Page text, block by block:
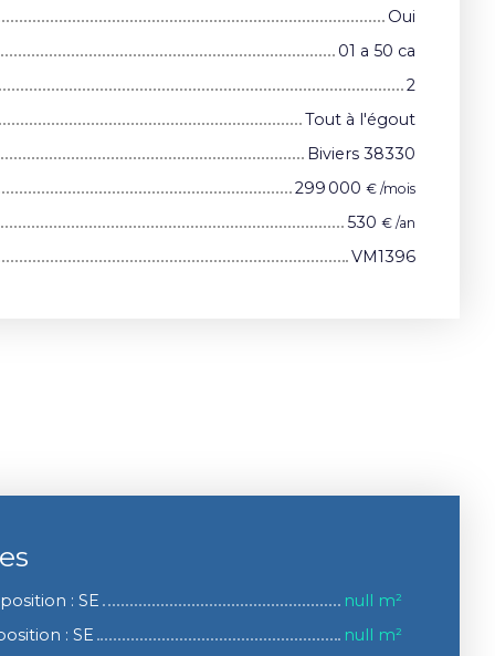
Oui
01 a 50 ca
2
Tout à l'égout
Biviers 38330
299 000 € /mois
530 € /an
VM1396
: SE
null m²
: SE
null m²